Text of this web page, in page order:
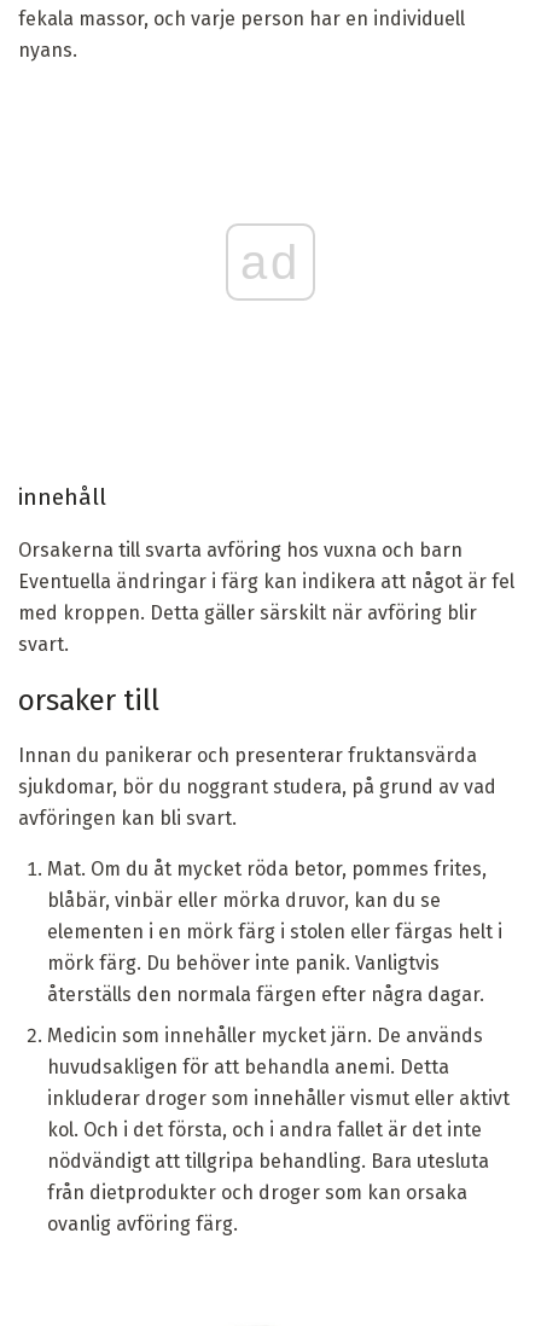
fekala massor, och varje person har en individuell
nyans.
ad
innehåll
Orsakerna till svarta avföring hos vuxna och barn
Eventuella ändringar i färg kan indikera att något är fel
med kroppen. Detta gäller särskilt när avföring blir
svart.
orsaker till
Innan du panikerar och presenterar fruktansvärda
sjukdomar, bör du noggrant studera, på grund av vad
avföringen kan bli svart.
Mat. Om du åt mycket röda betor, pommes frites,
blåbär, vinbär eller mörka druvor, kan du se
elementen i en mörk färg i stolen eller färgas helt i
mörk färg. Du behöver inte panik. Vanligtvis
återställs den normala färgen efter några dagar.
Medicin som innehåller mycket järn. De används
huvudsakligen för att behandla anemi. Detta
inkluderar droger som innehåller vismut eller aktivt
kol. Och i det första, och i andra fallet är det inte
nödvändigt att tillgripa behandling. Bara utesluta
från dietprodukter och droger som kan orsaka
ovanlig avföring färg.